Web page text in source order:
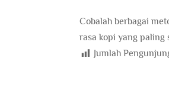
Cobalah berbagai
rasa kopi yang paling
Jumlah